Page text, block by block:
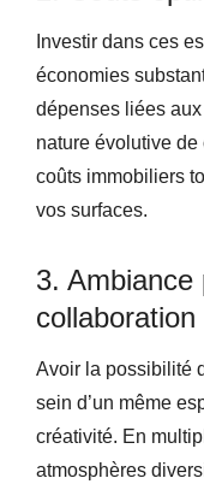
Investir dans ces
économies
dépenses liées
nature évolutive
coûts immobiliers
vos surfaces.
3. Ambiance
collaboration
Avoir la possibilité
sein d’un même
créativité. En
atmosphères